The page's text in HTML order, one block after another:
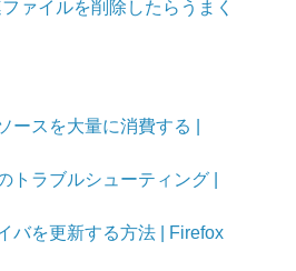
ァイルを削除したらうまく
ースを大量に消費する |
トラブルシューティング |
バを更新する方法 | Firefox